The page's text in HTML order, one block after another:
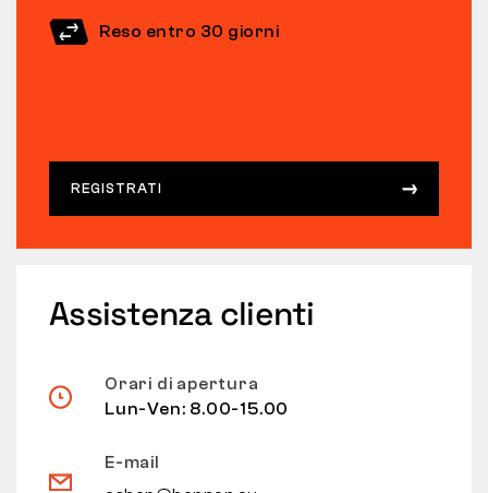
Reso entro 30 giorni
REGISTRATI
Assistenza clienti
Orari di apertura
Lun-Ven: 8.00-15.00
E-mail